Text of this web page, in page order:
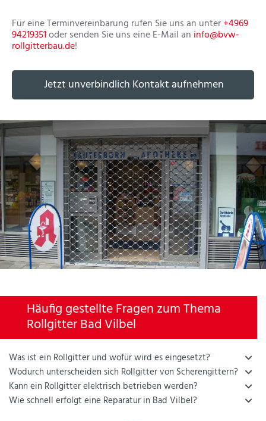
Für eine Terminvereinbarung rufen Sie uns an unter+4969
94219351oder senden Sie uns eine E-Mail an info@bvw-
rollgitterbau.de!
Jetzt unverbindlich Kontakt aufnehmen
Häufig gestellte Fragen zum Thema
Rollgitter Bad Vilbel
Was ist ein Rollgitter und wofür wird es eingesetzt?
Wodurch unterscheiden sich Rollgitter von Scherengittern?
Kann ein Rollgitter elektrisch betrieben werden?
Wie schnell erfolgt eine Reparatur in Bad Vilbel?